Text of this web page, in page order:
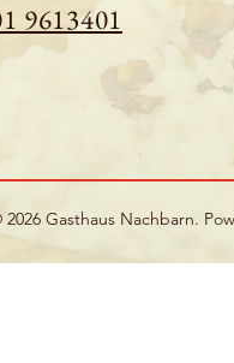
9613401
Gasthaus Nachbarn.